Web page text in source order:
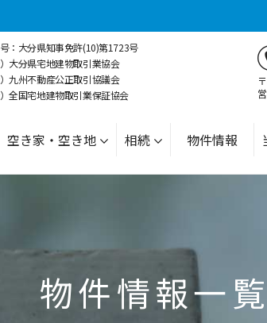
：大分県知事免許(10)第1723号
）大分県宅地建物取引業協会
）九州不動産公正取引協議会
）全国宅地建物取引業保証協会
空き家・空き地 相続 物件情報
物件情報一